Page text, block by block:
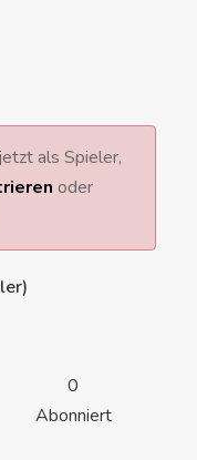
als Spieler,
oder
0
Abonniert